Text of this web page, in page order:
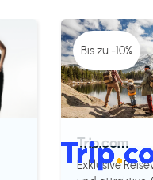
Bis zu -10%
Trip.com
Exklusive